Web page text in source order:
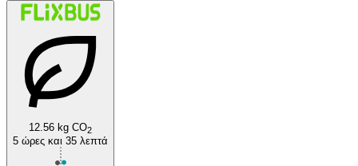
12.56 kg CO2
5 ώρες και 35 λεπτά